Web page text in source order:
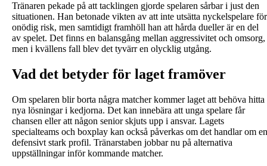
Tränaren pekade på att tacklingen gjorde spelaren sårbar i just den
situationen. Han betonade vikten av att inte utsätta nyckelspelare för
onödig risk, men samtidigt framhöll han att hårda dueller är en del
av spelet. Det finns en balansgång mellan aggressivitet och omsorg,
men i kvällens fall blev det tyvärr en olycklig utgång.
Vad det betyder för laget framöver
Om spelaren blir borta några matcher kommer laget att behöva hitta
nya lösningar i kedjorna. Det kan innebära att unga spelare får
chansen eller att någon senior skjuts upp i ansvar. Lagets
specialteams och boxplay kan också påverkas om det handlar om en
defensivt stark profil. Tränarstaben jobbar nu på alternativa
uppställningar inför kommande matcher.